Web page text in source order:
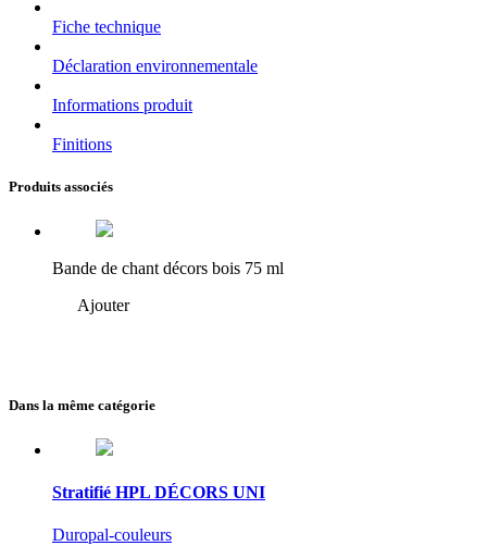
Fiche technique
Déclaration environnementale
Informations produit
Finitions
Produits associés
Bande de chant décors bois 75 ml
Ajouter
Dans la même catégorie
Stratifié HPL DÉCORS UNI
Duropal-couleurs